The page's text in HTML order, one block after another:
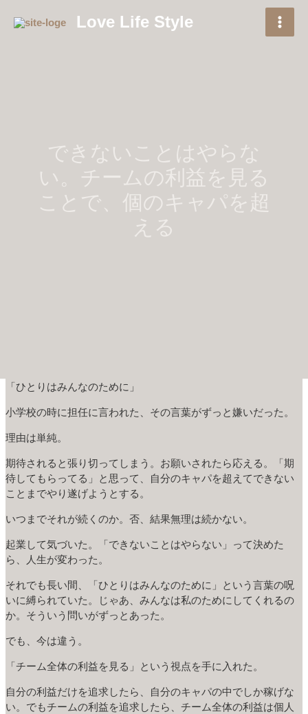
Love Life Style
できないことはやらな
い。チームの利益を見る
ことで、個のキャパを超
える
「ひとりはみんなのために」
小学校の時に担任に言われた、その言葉がずっと嫌いだった。
理由は単純。
期待されると張り切ってしまう。お願いされたら応える。「期
待してもらってる」と思って、自分のキャパを超えてできない
ことまでやり遂げようとする。
いつまでそれが続くのか。否、結果無理は続かない。
起業して気づいた。「できないことはやらない」って決めた
ら、人生が変わった。
それでも長い間、「ひとりはみんなのために」という言葉の呪
いに縛られていた。じゃあ、みんなは私のためにしてくれるの
か。そういう問いがずっとあった。
でも、今は違う。
「チーム全体の利益を見る」という視点を手に入れた。
自分の利益だけを追求したら、自分のキャパの中でしか稼げな
い。でもチームの利益を追求したら、チーム全体の利益は個人